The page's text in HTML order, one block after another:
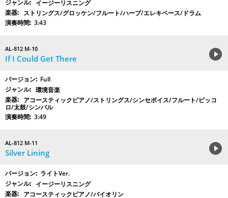
イージーリスニング
ストリングス/グロッケン/フルート/ハープ/エレキベース/ドラム
3:43
AL-812 M-10
If I Could Get There
Full
環境音楽
アコースティックピアノ/ストリングス/シンセボイス/フルート/ピッコ
ロ/太鼓/シンバル
3:49
AL-812 M-11
Silver Lining
ライトVer.
イージーリスニング
アコースティックピアノ/バイオリン